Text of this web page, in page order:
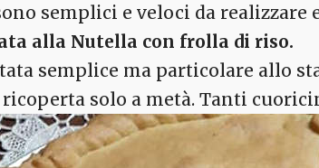
semplici e veloci da realizzare
alla Nutella con frolla di riso.
semplice ma particolare allo
ricoperta solo a metà. Tanti